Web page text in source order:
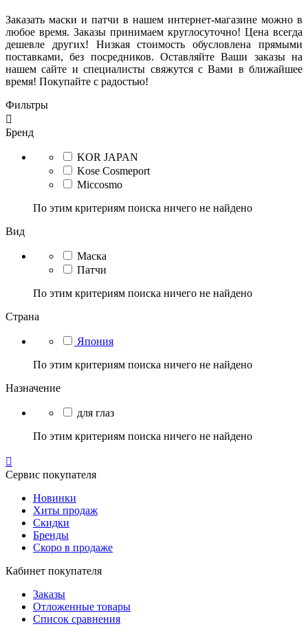
Заказать маски и патчи в нашем интернет-магазине можно в
любое время. Заказы принимаем круглосуточно! Цена всегда
дешевле других! Низкая стоимость обусловлена прямыми
поставками, без посредников. Оставляйте Ваши заказы на
нашем сайте и специалисты свяжутся с Вами в ближайшее
время! Покупайте с радостью!
Фильтры

Бренд
KOR JAPAN
Kose Cosmeport
Miccosmo
По этим критериям поиска ничего не найдено
Вид
Маска
Патчи
По этим критериям поиска ничего не найдено
Страна
Япония
По этим критериям поиска ничего не найдено
Назначение
для глаз
По этим критериям поиска ничего не найдено

Сервис покупателя
Новинки
Хиты продаж
Скидки
Бренды
Скоро в продаже
Кабинет покупателя
Заказы
Отложенные товары
Список сравнения